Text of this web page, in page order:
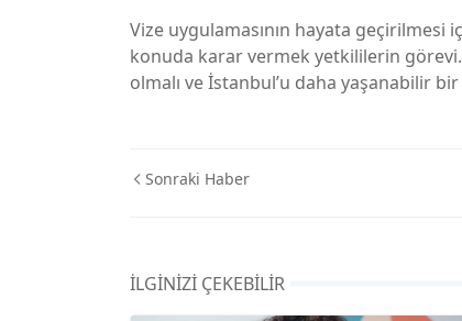
Vize uygulamasının hayata
konuda karar vermek yetkililerin
olmalı ve İstanbul’u daha yaşanabilir
Sonraki Haber
İLGINIZI ÇEKEBILIR